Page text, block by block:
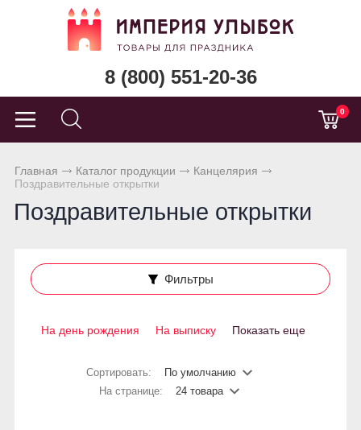
8 (800) 551-20-36
0
Главная Каталог продукции
Канцелярия
Поздравительные открытки
Поздравительные открытки
Фильтры
На день рождения На выписку Показать еще
Сортировать:
По умолчанию
На странице:
24 товара